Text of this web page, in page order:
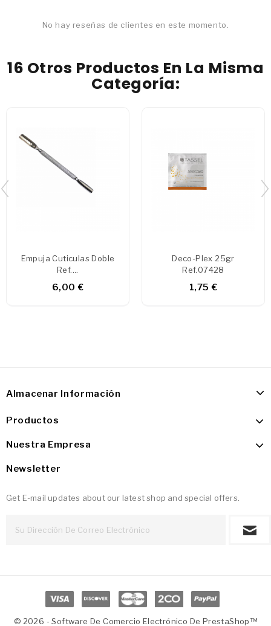
No hay reseñas de clientes en este momento.
16 Otros Productos En La Misma
Categoría:
Empuja Cuticulas Doble
Ref....
6,00 €
Deco-Plex 25gr
Ref.07428
1,75 €
Almacenar Información
Productos
Nuestra Empresa
Newsletter
Get E-mail updates about our latest shop and special offers.
© 2026 - Software De Comercio Electrónico De PrestaShop™